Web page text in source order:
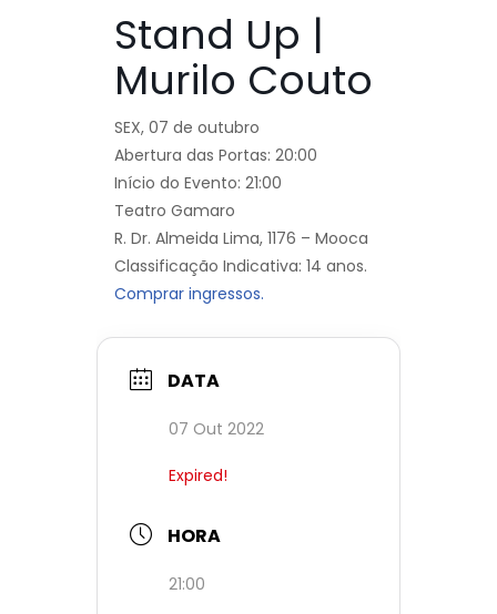
Stand Up |
Murilo Couto
SEX, 07 de outubro
Abertura das Portas: 20:00
Início do Evento: 21:00
Teatro Gamaro
R. Dr. Almeida Lima, 1176 – Mooca
Classificação Indicativa: 14 anos.
Comprar ingressos.
DATA
07 Out 2022
Expired!
HORA
21:00